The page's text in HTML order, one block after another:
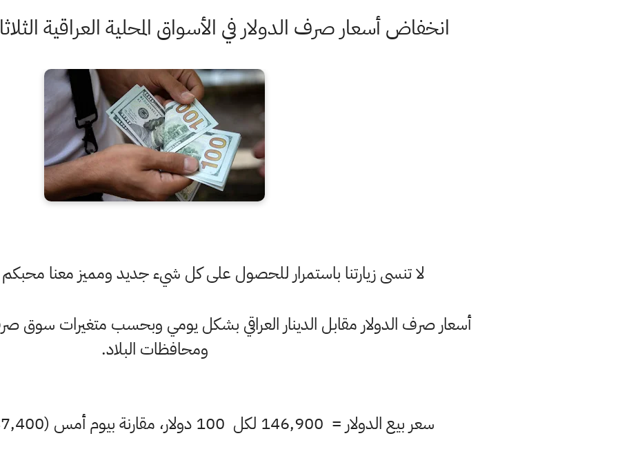
انخفاض أسعار صرف الدولار في الأسواق المحلية العراقية الثلاثاء 29 / 6 /
لا تنسى زيارتنا باستمرار للحصول على كل شيء جديد ومميز معنا
أسعار صرف الدولار مقابل الدينار العراقي بشكل يومي وبحسب متغيرات سوق
ومحافظات البلاد.
سعر بيع الدولار = 146,900 لكل 100 دولار، مقارنة بيوم أمس (147,400 لكل 100 دولار).